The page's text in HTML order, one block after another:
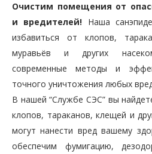
Очистим помещения от
и вредителей! Наша
избавиться от клопов,
муравьёв и других
современные методы и
точного уничтожения любых
В нашей “Службе СЭС” вы
клопов, тараканов, клещей и
могут нанести вред вашему
обеспечим фумигацию,